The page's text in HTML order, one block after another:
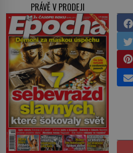
PRÁVĚ V PRODEJI